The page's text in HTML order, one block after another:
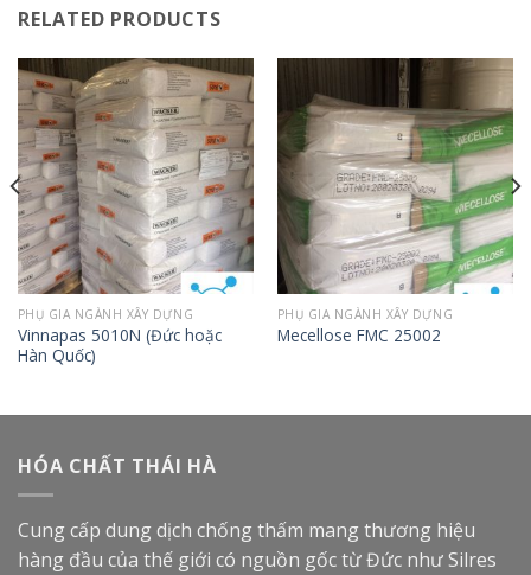
RELATED PRODUCTS
PHỤ GIA NGÀNH XÂY DỰNG
Vinnapas 5010N (Đức hoặc
Hàn Quốc)
PHỤ GIA NGÀNH XÂY DỰNG
Mecellose FMC 25002
HÓA CHẤT THÁI HÀ
Cung cấp dung dịch chống thấm mang thương hiệu
hàng đầu của thế giới có nguồn gốc từ Đức như Silres